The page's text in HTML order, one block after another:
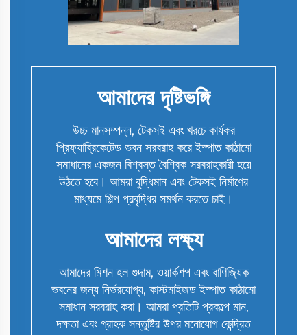
আমাদের দৃষ্টিভঙ্গি
উচ্চ মানসম্পন্ন, টেকসই এবং খরচে কার্যকর
প্রিফ্যাব্রিকেটেড ভবন সরবরাহ করে ইস্পাত কাঠামো
সমাধানের একজন বিশ্বস্ত বৈশ্বিক সরবরাহকারী হয়ে
উঠতে হবে। আমরা বুদ্ধিমান এবং টেকসই নির্মাণের
মাধ্যমে শিল্প প্রবৃদ্ধির সমর্থন করতে চাই।
আমাদের লক্ষ্য
আমাদের মিশন হল গুদাম, ওয়ার্কশপ এবং বাণিজ্যিক
ভবনের জন্য নির্ভরযোগ্য, কাস্টমাইজড ইস্পাত কাঠামো
সমাধান সরবরাহ করা। আমরা প্রতিটি প্রকল্পে মান,
দক্ষতা এবং গ্রাহক সন্তুষ্টির উপর মনোযোগ কেন্দ্রিত